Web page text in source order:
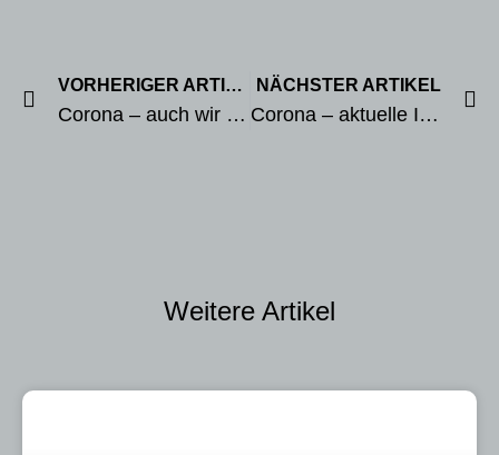
VORHERIGER ARTIKEL
Corona – auch wir sind betroffen
NÄCHSTER ARTIKEL
Corona – aktuelle Informationen
Weitere Artikel